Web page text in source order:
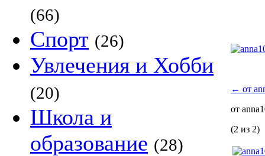
(66)
Спорт (26)
Увлечения и Хобби
(20)
Школа и
образование (28)
← от
от
(2 из 2)